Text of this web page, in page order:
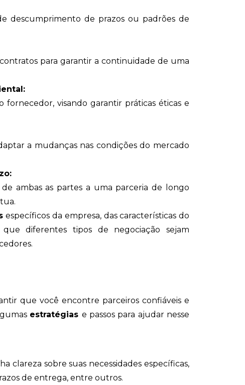
descumprimento de prazos ou padrões de
para garantir a continuidade de uma
fornecedor, visando garantir práticas éticas e
a mudanças nas condições do mercado
ambas as partes a uma parceria de longo
específicos da empresa, das características do
diferentes tipos de negociação sejam
que você encontre parceiros confiáveis e
estratégias e passos para ajudar nesse
clareza sobre suas necessidades específicas,
de entrega, entre outros.